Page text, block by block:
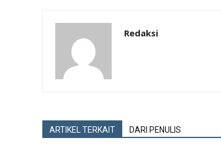
Redaksi
ARTIKEL TERKAIT DARI PENULIS